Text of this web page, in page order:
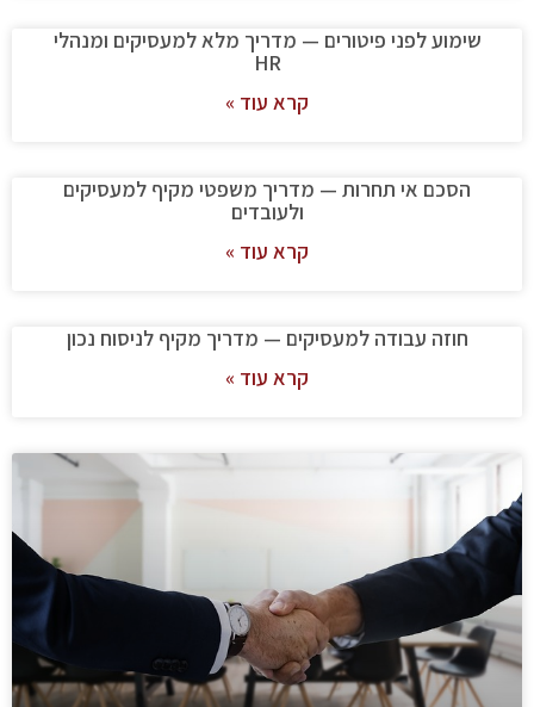
שימוע לפני פיטורים — מדריך מלא למעסיקים ומנהלי
HR
קרא עוד »
הסכם אי תחרות — מדריך משפטי מקיף למעסיקים
ולעובדים
קרא עוד »
חוזה עבודה למעסיקים — מדריך מקיף לניסוח נכון
קרא עוד »